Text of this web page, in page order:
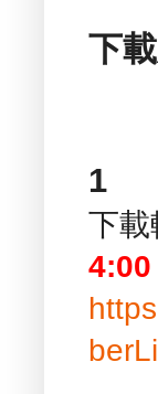
下
1
下載
4:00